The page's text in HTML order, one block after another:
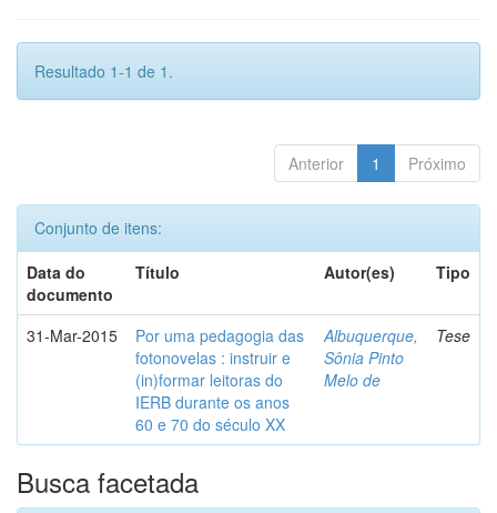
Resultado 1-1 de 1.
Anterior 1 Próximo
Conjunto de itens:
Data do
documento
Título Autor(es) Tipo
31-Mar-2015
Por uma pedagogia das
fotonovelas : instruir e
(in)formar leitoras do
IERB durante os anos
60 e 70 do século XX
Albuquerque,
Sônia Pinto
Melo de
Tese
Busca facetada